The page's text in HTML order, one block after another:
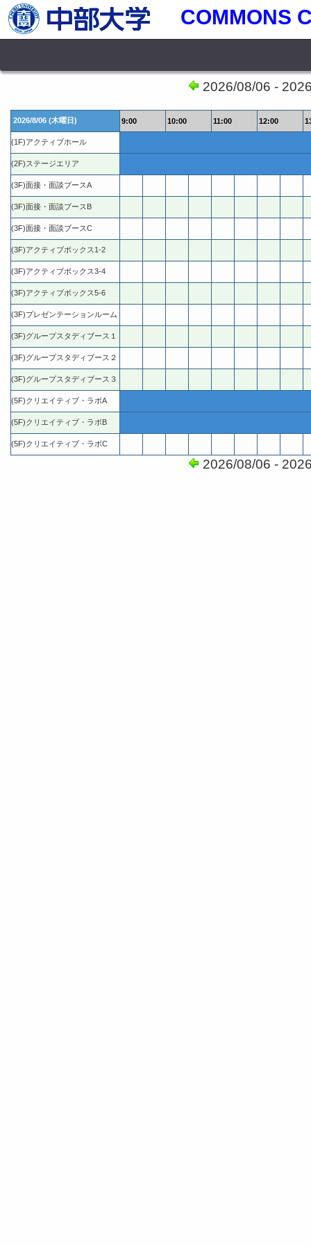
COMMONS
2026/08/06 -
2026/8/06 (木曜日) 9:00 10:00 11:00 12:00
(1F)アクティブホール
(2F)ステージエリア
(3F)面接・面談ブースA
(3F)面接・面談ブースB
(3F)面接・面談ブースC
(3F)アクティブボックス1-2
(3F)アクティブボックス3-4
(3F)アクティブボックス5-6
(3F)プレゼンテーションルーム
(3F)グループスタディブース１
(3F)グループスタディブース２
(3F)グループスタディブース３
(5F)クリエイティブ・ラボA
(5F)クリエイティブ・ラボB
(5F)クリエイティブ・ラボC
2026/08/06 -